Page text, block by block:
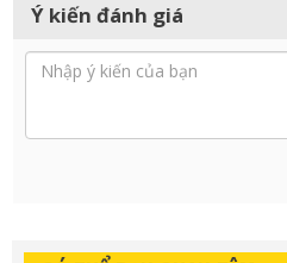
Ý kiến đánh giá